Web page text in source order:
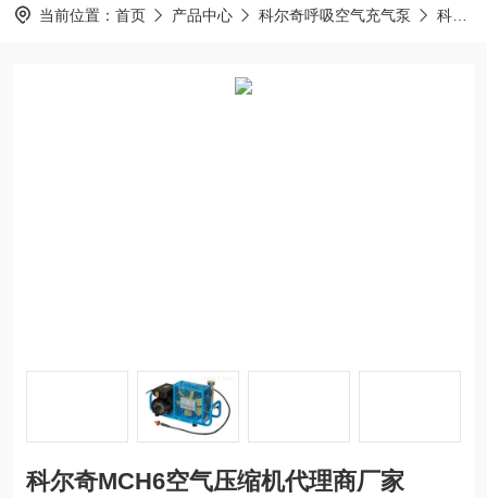
当前位置： 首页 产品中心 科尔奇呼吸空气充气泵 科尔奇充气泵
科尔奇MCH6空气压缩机代理商厂家